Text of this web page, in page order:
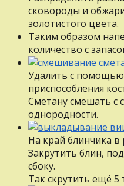
сковороды и
золотистого цвета.
Таким образом
количество с
Удалить с помощью
приспособления
Сметану смешать с
однородности.
На край блинчика
Закрутить блин,
сбоку.
Так скрутить ещё 5